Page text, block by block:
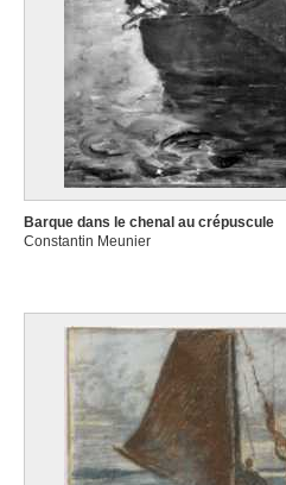
Barque dans le chenal au crépuscule
Constantin Meunier